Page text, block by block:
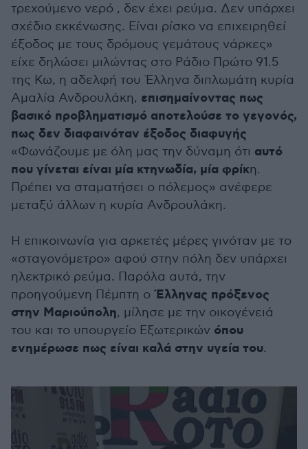
τρεχούμενο νερό , δεν έχει ρεύμα. Δεν υπάρχει
σχέδιο εκκένωσης. Είναι ρίσκο να επιχειρηθεί
έξοδος με τους δρόμους γεμάτους νάρκες»
είχε δηλώσει μιλώντας στο Ράδιο Πρώτο 91.5
της Κω, η αδελφή του Έλληνα διπλωμάτη κυρία
Αμαλία Ανδρουλάκη, επισημαίνοντας πως
βασικό προβληματισμό αποτελούσε το γεγονός,
πως δεν διαφαινόταν έξοδος διαφυγής
«Φωνάζουμε με όλη μας την δύναμη ότι αυτό
που γίνεται είναι μία κτηνωδία, μία φρίκη.
Πρέπει να σταματήσει ο πόλεμος» ανέφερε
μεταξύ άλλων η κυρία Ανδρουλάκη.
Η επικοινωνία για αρκετές μέρες γινόταν με το
«σταγονόμετρο» αφού στην πόλη δεν υπάρχει
ηλεκτρικό ρεύμα. Παρόλα αυτά, την
προηγούμενη Πέμπτη ο Έλληνας πρόξενος
στην Μαριούπολη, μίλησε με την οικογένειά
του και το υπουργείο Εξωτερικών όπου
ενημέρωσε πως είναι καλά στην υγεία του.